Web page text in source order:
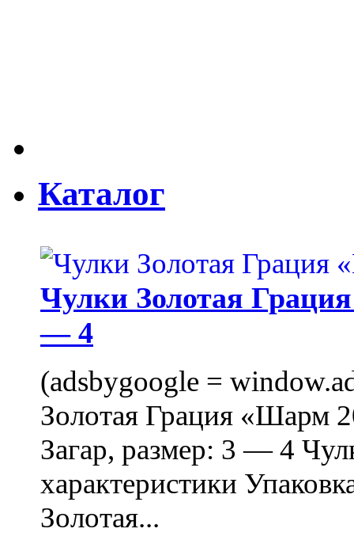
Каталог
Чулки Золотая
— 4
(adsbygoogle =
Золотая Грация «Шарм
Загар, размер: 3 — 4
характеристики
Золотая...